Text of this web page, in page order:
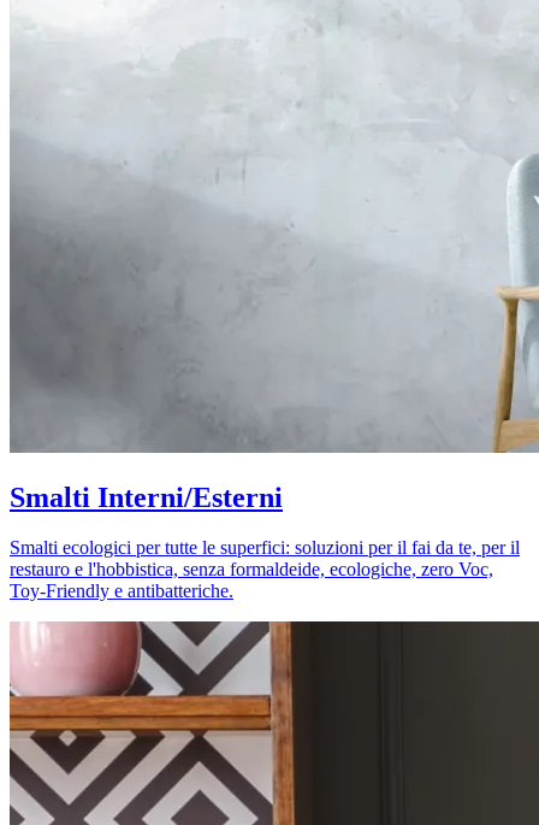
Smalti Interni/Esterni
Smalti ecologici per tutte le superfici: soluzioni per il fai da te, per il
restauro e l'hobbistica, senza formaldeide, ecologiche, zero Voc,
Toy-Friendly e antibatteriche.